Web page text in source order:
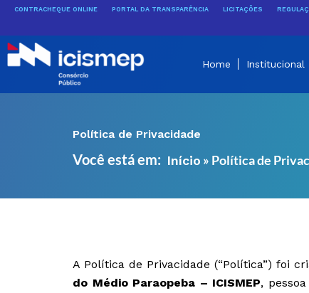
conteúdo
CONTRACHEQUE ONLINE PORTAL DA TRANSPARÊNCIA LICITAÇÕES
Home Institucional
Política de Privacidade
Você está em: Início » Política de
A Política de Privacidade (“Política”) foi
do Médio Paraopeba – ICISMEP,